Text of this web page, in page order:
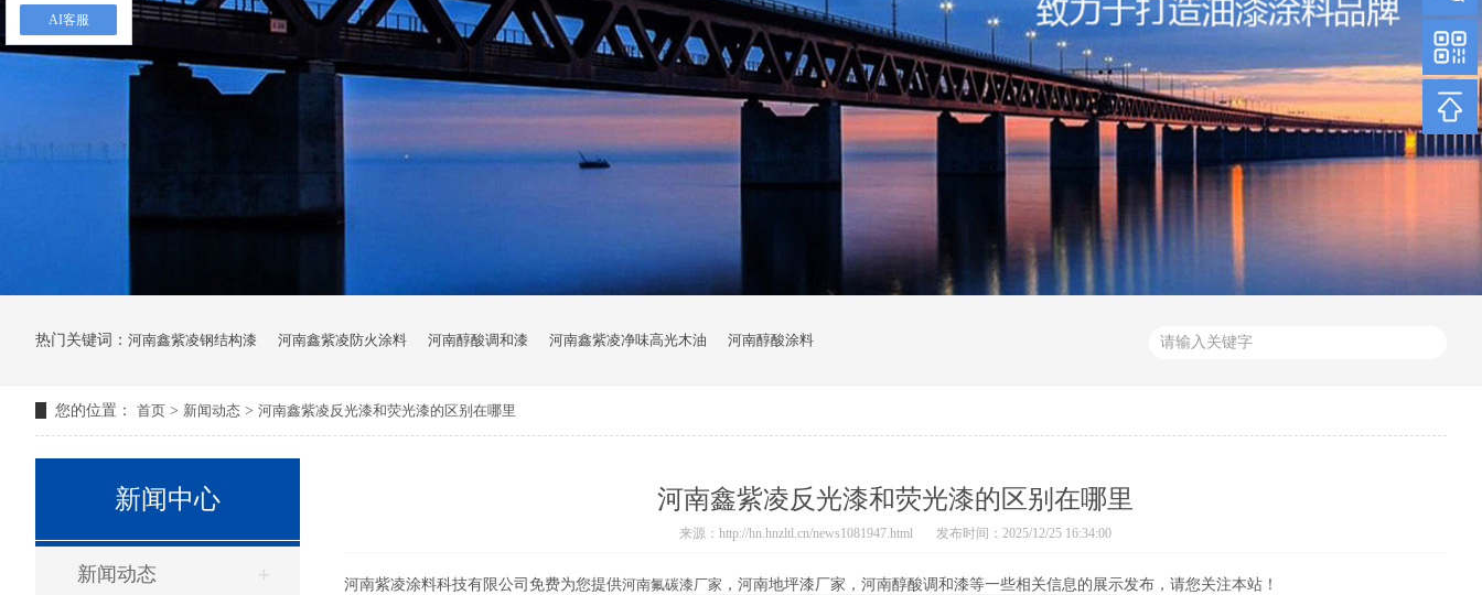
热门关键词： 河南鑫紫凌钢结构漆 河南鑫紫凌防火涂料 河南醇酸调和漆 河南鑫紫凌净味高光木油 河南醇酸涂料
您的位置： 首页 > 新闻动态 > 河南鑫紫凌反光漆和荧光漆的区别在哪里
新闻中心
新闻动态
河南鑫紫凌反光漆和荧光漆的区别在哪里
来源：http://hn.hnzltl.cn/news1081947.html 发布时间：2025/12/25 16:34:00
河南紫凌涂料科技有限公司免费为您提供河南氟碳漆厂家 ，河南地坪漆厂家，河南醇酸调和漆等一些相关信息的展示发布，请您关注本站！
AI客服